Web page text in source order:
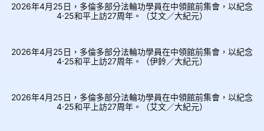
2026年4月25日，多倫多部分法輪功學員在中領館前集會，以紀念
4·25和平上訪27周年。（艾文／大紀元）
2026年4月25日，多倫多部分法輪功學員在中領館前集會，以紀念
4·25和平上訪27周年。（伊鈴／大紀元）
2026年4月25日，多倫多部分法輪功學員在中領館前集會，以紀念
4·25和平上訪27周年。（艾文／大紀元）